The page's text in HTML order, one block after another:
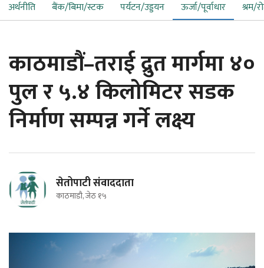
अर्थनीति बैंक/बिमा/स्टक पर्यटन/उड्डयन ऊर्जा/पूर्वाधार श्रम/
काठमाडौं–तराई द्रुत मार्गमा ४०
पुल र ५.४ किलोमिटर सडक
निर्माण सम्पन्न गर्ने लक्ष्य
सेतोपाटी संवाददाता
काठमाडौ, जेठ १५